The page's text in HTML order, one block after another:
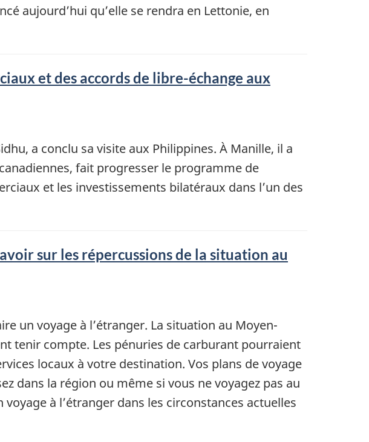
aujourd’hui qu’elle se rendra en Lettonie, en
et des accords de libre-échange aux
a conclu sa visite aux Philippines. À Manille, il a
fait progresser le programme de
et les investissements bilatéraux dans l’un des
sur les répercussions de la situation au
un voyage à l’étranger. La situation au Moyen-
tenir compte. Les pénuries de carburant pourraient
locaux à votre destination. Vos plans de voyage
dans la région ou même si vous ne voyagez pas au
à l’étranger dans les circonstances actuelles